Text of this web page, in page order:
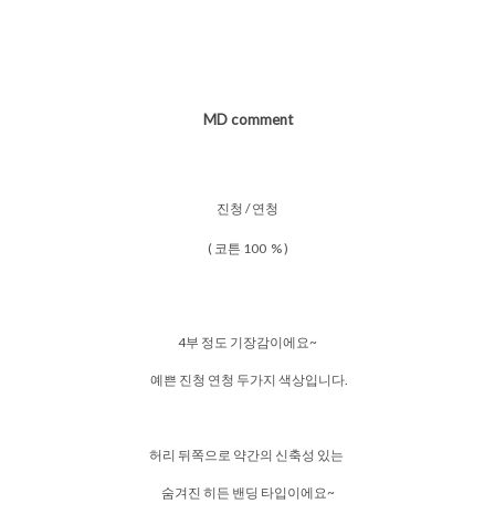
MD comment
진청 / 연청
( 코튼 100 % )
4부 정도 기장감이에요~
예쁜 진청 연청 두가지 색상입니다.
허리 뒤쪽으로 약간의 신축성 있는
숨겨진 히든 밴딩 타입이에요~